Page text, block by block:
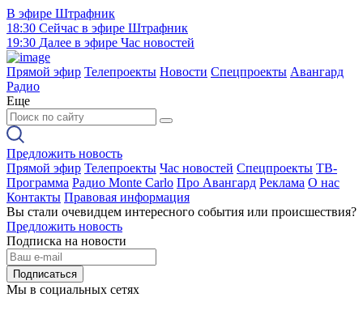
В эфире Штрафник
18:30 Сейчас в эфире Штрафник
19:30 Далее в эфире Час новостей
Прямой эфир Телепроекты Новости Спецпроекты Авангард
Радио
Еще
Предложить новость
Прямой эфир Телепроекты Час новостей Спецпроекты ТВ-
Программа Радио Monte Carlo Про Авангард Реклама О нас
Контакты Правовая информация
Вы стали очевидцем интересного события или происшествия?
Предложить новость
Подписка на новости
Подписаться
Мы в социальных сетях